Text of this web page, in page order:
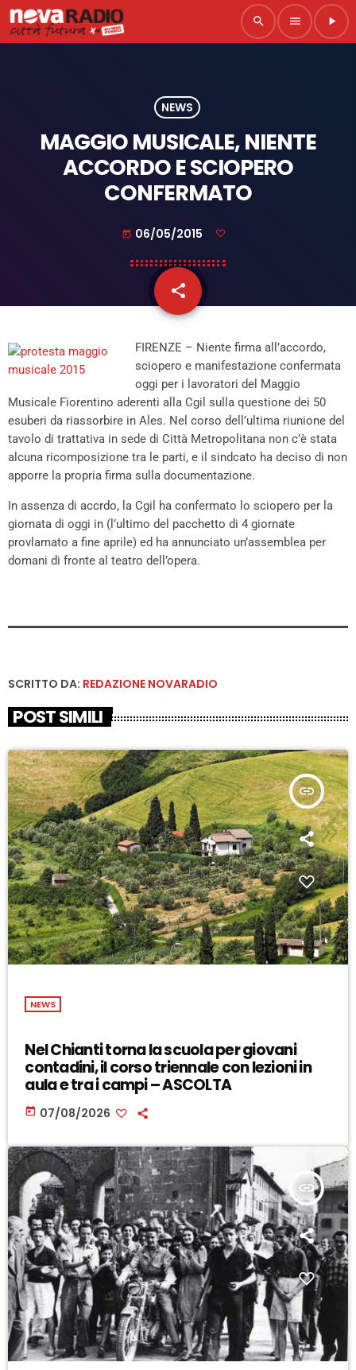
search menu play_arrow
NEWS
MAGGIO MUSICALE, NIENTE
ACCORDO E SCIOPERO
CONFERMATO
today 06/05/2015
share
email
FIRENZE – Niente firma all’accordo,
sciopero e manifestazione confermata
oggi per i lavoratori del Maggio
Musicale Fiorentino aderenti alla Cgil sulla questione dei 50
esuberi da riassorbire in Ales. Nel corso dell’ultima riunione del
tavolo di trattativa in sede di Città Metropolitana non c’è stata
alcuna ricomposizione tra le parti, e il sindcato ha deciso di non
apporre la propria firma sulla documentazione.
In assenza di accrdo, la Cgil ha confermato lo sciopero per la
giornata di oggi in (l’ultimo del pacchetto di 4 giornate
provlamato a fine aprile) ed ha annunciato un’assemblea per
domani di fronte al teatro dell’opera.
SCRITTO DA: REDAZIONE NOVARADIO
POST SIMILI
insert_link
NEWS
Nel Chianti torna la scuola per giovani
contadini, il corso triennale con lezioni in
aula e tra i campi – ASCOLTA
today 07/08/2026
insert_link